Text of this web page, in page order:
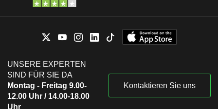
UNSERE EXPERTEN
SIND FÜR SIE DA
Montag - Freitag 9.00-
12.00 Uhr / 14.00-18.00
Uhr
Kontaktieren Sie uns